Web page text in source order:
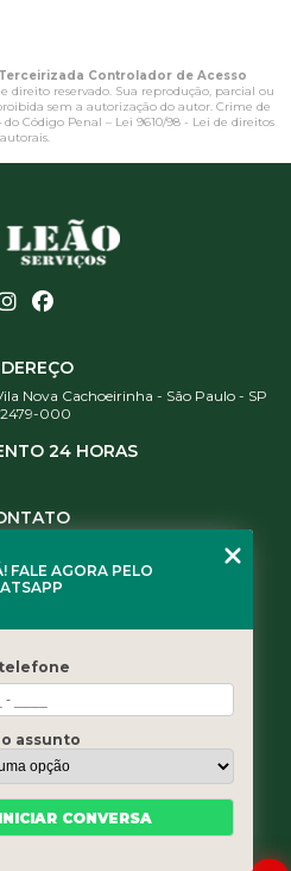
Controlador de Acesso
direito reservado. Sua reprodução, parcial ou
sem a autorização do autor. Crime de
Código Penal – Lei 9610/98 - Lei de direitos
autorais.
Nova Cachoeirinha - São Paulo - SP
000
24 HORAS
3461-5871
Home
somos
Serviços
Blog
FALE AGORA PELO
assunto
INICIAR CONVERSA